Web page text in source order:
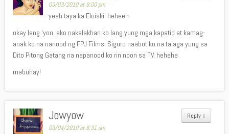
03/03/2010 at 9:00 pm
yeah taya ka Eloiski. heheeh
okay lang ‘yon. ako nakalakhan ko lang yung mga kapatid at kamag-
anak ko na nanood ng FPJ Films. Siguro naabot ko na talaga yung sa
Dito Pitong Gatang na napanood ko rin noon sa TV. hehehe
mabuhay!
Reply ↓
Jowyow
03/04/2010 at 6:31 am